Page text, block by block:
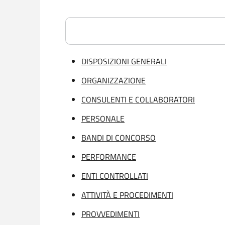
DISPOSIZIONI GENERALI
ORGANIZZAZIONE
CONSULENTI E COLLABORATORI
PERSONALE
BANDI DI CONCORSO
PERFORMANCE
ENTI CONTROLLATI
ATTIVITÀ E PROCEDIMENTI
PROVVEDIMENTI